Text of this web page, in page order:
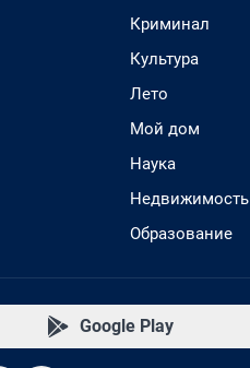
Криминал
Культура
Лето
Мой дом
Наука
Недвижимость
Образование
Google Play